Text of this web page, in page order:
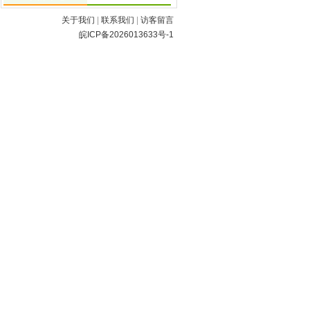
关于我们 联系我们
访客留言
皖ICP备2026013633号-1